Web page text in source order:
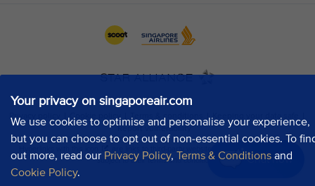
Your privacy on singaporeair.com
We use cookies to optimise and personalise your experience,
but you can choose to opt out of non-essential cookies. To
out more, read our Privacy Policy, Terms & Conditions and
Cookie Policy.
Chat now